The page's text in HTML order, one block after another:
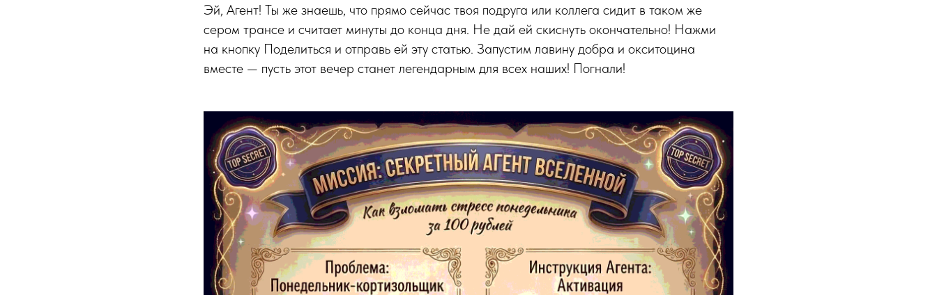
Эй, Агент! Ты же знаешь, что прямо сейчас твоя подруга или коллега сидит в таком же
сером трансе и считает минуты до конца дня. Не дай ей скиснуть окончательно! Нажми
на кнопку Поделиться и отправь ей эту статью. Запустим лавину добра и окситоцина
вместе — пусть этот вечер станет легендарным для всех наших! Погнали!